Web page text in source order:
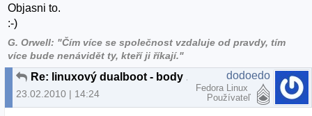
Objasni to.
:-)
G. Orwell: "Čím více se společnost vzdaluje od pravdy, tím
více bude nenávidět ty, kteří ji říkají."
Re: linuxový dualboot - body pripojenia
23.02.2010 | 14:24
dodoedo
Fedora Linux
Používateľ